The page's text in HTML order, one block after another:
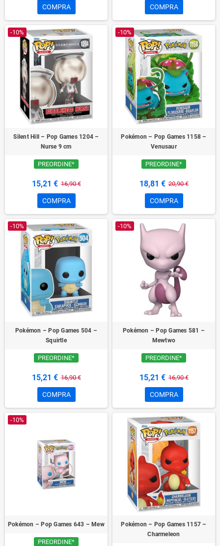
COMPRA COMPRA
-10%
Silent Hill – Pop Games 1204 –
Nurse 9 cm
PREORDINE*
15,21 € 16,90 €
COMPRA
-10%
Pokémon – Pop Games 1158 –
Venusaur
PREORDINE*
18,81 € 20,90 €
COMPRA
-10%
Pokémon – Pop Games 504 –
Squirtle
PREORDINE*
15,21 € 16,90 €
COMPRA
-10%
Pokémon – Pop Games 581 –
Mewtwo
PREORDINE*
15,21 € 16,90 €
COMPRA
-10%
Pokémon – Pop Games 643 – Mew
PREORDINE*
Pokémon – Pop Games 1157 –
Charmeleon